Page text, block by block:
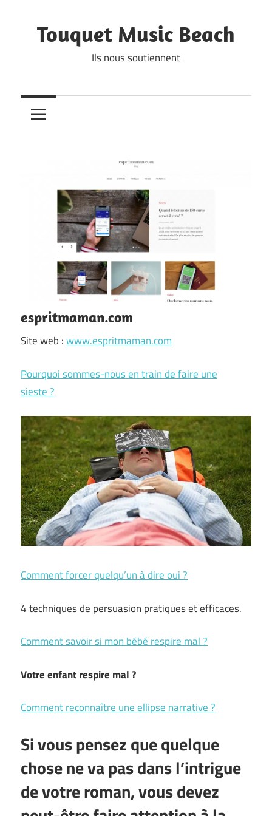
content
Touquet Music Beach
Ils nous soutiennent
espritmaman.com
Site web :www.espritmaman.com
Pourquoi sommes-nous en train de faire une
sieste ?
Comment forcer quelqu’un à dire oui ?
4 techniques de persuasion pratiques et efficaces.
Comment savoir si mon bébé respire mal ?
Votre enfant respire mal ?
Comment reconnaître une ellipse narrative ?
Si vous pensez que quelque
chose ne va pas dans l’intrigue
de votre roman, vous devez